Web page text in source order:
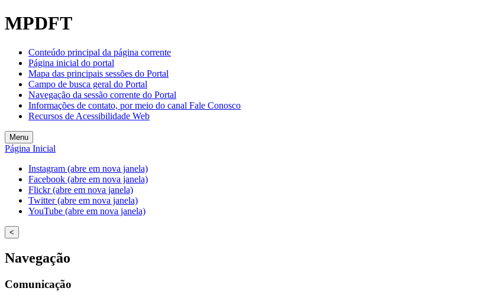
MPDFT
Conteúdo principal da página corrente
Página inicial do portal
Mapa das principais sessões do Portal
Campo de busca geral do Portal
Navegação da sessão corrente do Portal
Informações de contato, por meio do canal Fale Conosco
Recursos de Acessibilidade Web
Menu
Página Inicial
Instagram (abre em nova janela)
Facebook (abre em nova janela)
Flickr (abre em nova janela)
Twitter (abre em nova janela)
YouTube (abre em nova janela)
<
Navegação
Comunicação